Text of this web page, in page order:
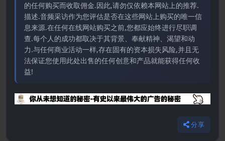
的任何购买而收取佣金.因此,请勿仅依赖本网站上的推荐.
描述.音频采访作为您评估是否在这些网站上购买的唯一信
息来源.在任何在线网站购买之前,您都应始终进行尽职调
查.每个人的成功都取决于其背景、奉献精神、渴望和动
力.与任何商业活动一样,存在固有的资本损失风险,并且无
法保证您使用此处出售的任何创意和产品就能获得任何收
益!
分享